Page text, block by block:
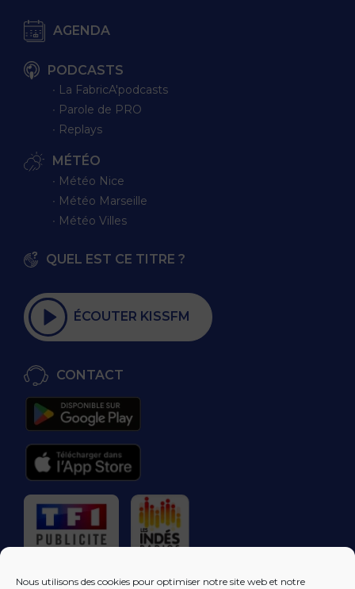
Nous utilisons des cookies pour optimiser notre site web et notre
AGENDA
PODCASTS
∙ La FabricA'podcasts
∙ Parole de PRO
∙ Replays
MÉTÉO
∙ Météo Nice
∙ Météo Marseille
∙ Météo Villes
QUEL EST CE TITRE ?
ÉCOUTER KISSFM
CONTACT
RÉGIE PUBLICITAIRE